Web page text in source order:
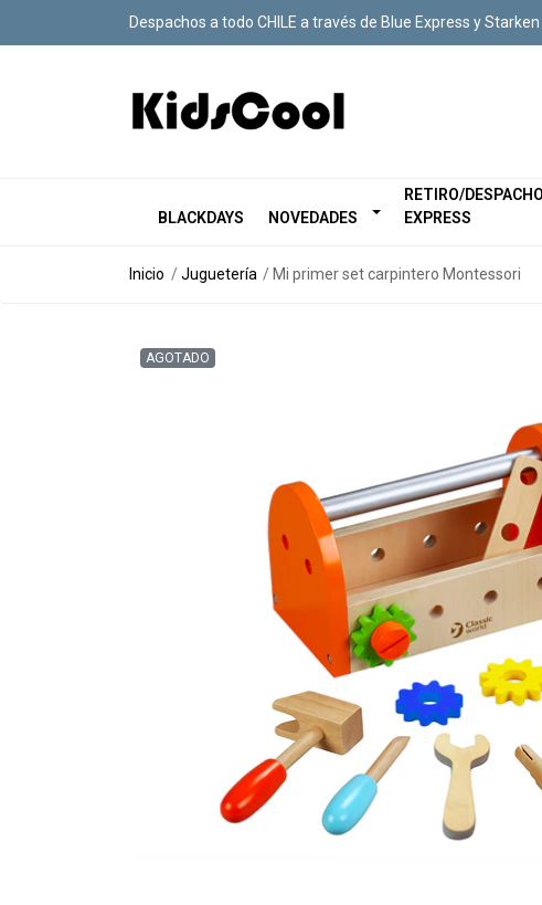
Despachos a todo CHILE a través de Blue Express y Starken
BLACKDAYS NOVEDADES
RETIRO/DESPACHO
EXPRESS
Inicio Juguetería Mi primer set carpintero Montessori
AGOTADO